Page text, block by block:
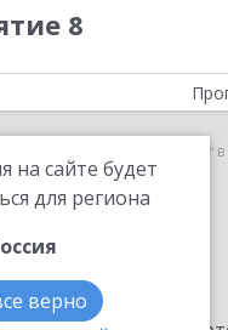
8
на сайте будет
для региона
верно
SellMonitor